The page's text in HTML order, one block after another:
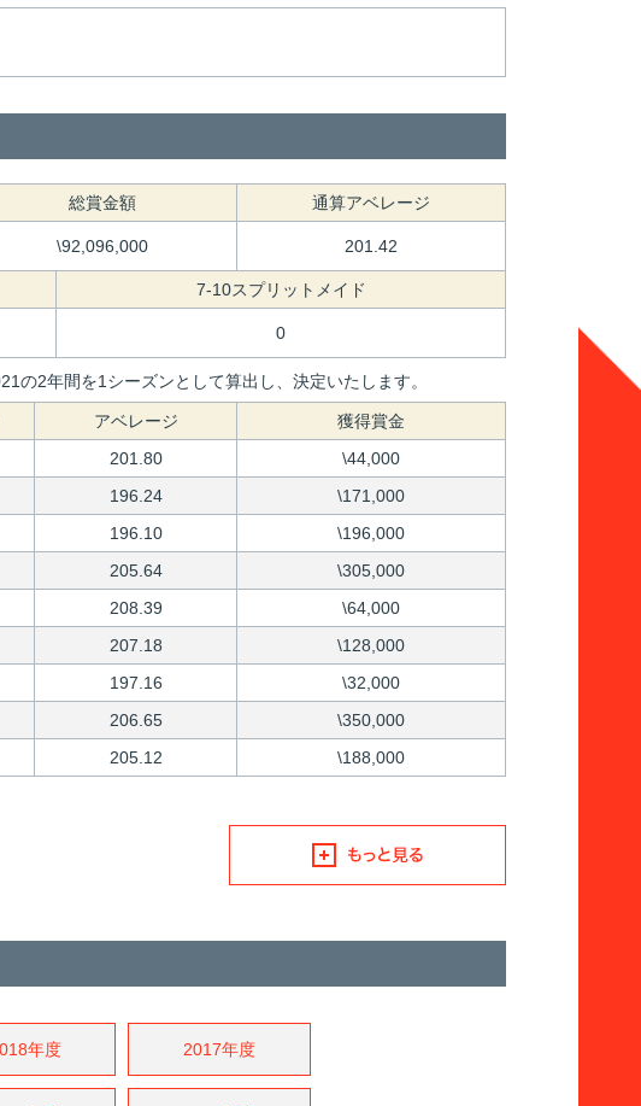
総賞金額 通算アベレージ
\92,096,000 201.42
7-10スプリットメイド
0
2年間を1シーズンとして算出し、決定いたします。
アベレージ
獲得賞金
201.80
\44,000
196.24
\171,000
196.10
\196,000
205.64
\305,000
208.39
\64,000
207.18
\128,000
197.16
\32,000
206.65
\350,000
205.12 \188,000
年度 2017年度